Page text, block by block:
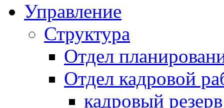
Управление
Структура
Отдел
Отдел кадровой
кадровый резерв